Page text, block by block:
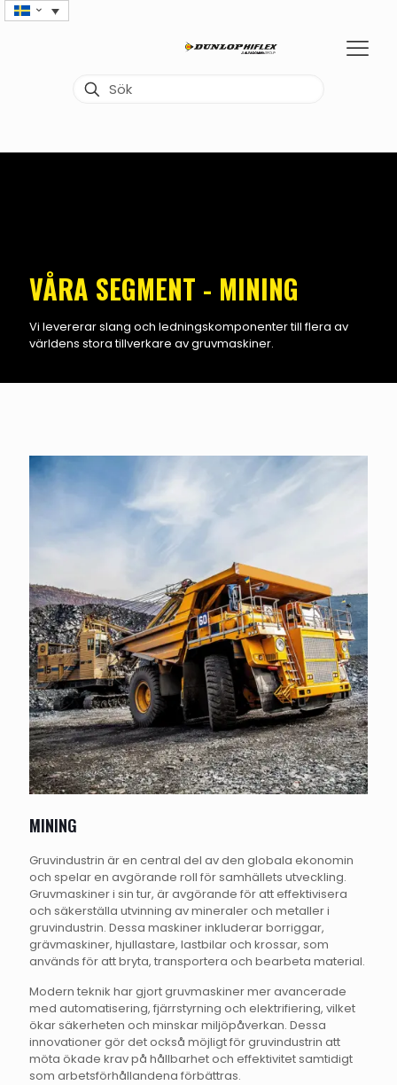
VÅRA SEGMENT - MINING
Vi levererar slang och ledningskomponenter till flera av
världens stora tillverkare av gruvmaskiner.
MINING
Gruvindustrin är en central del av den globala ekonomin
och spelar en avgörande roll för samhällets utveckling.
Gruvmaskiner i sin tur, är avgörande för att effektivisera
och säkerställa utvinning av mineraler och metaller i
gruvindustrin. Dessa maskiner inkluderar borriggar,
grävmaskiner, hjullastare, lastbilar och krossar, som
används för att bryta, transportera och bearbeta material.
Modern teknik har gjort gruvmaskiner mer avancerade
med automatisering, fjärrstyrning och elektrifiering, vilket
ökar säkerheten och minskar miljöpåverkan. Dessa
innovationer gör det också möjligt för gruvindustrin att
möta ökade krav på hållbarhet och effektivitet samtidigt
som arbetsförhållandena förbättras.